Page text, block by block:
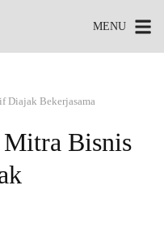
MENU
Diajak Bekerjasama
Mitra Bisnis